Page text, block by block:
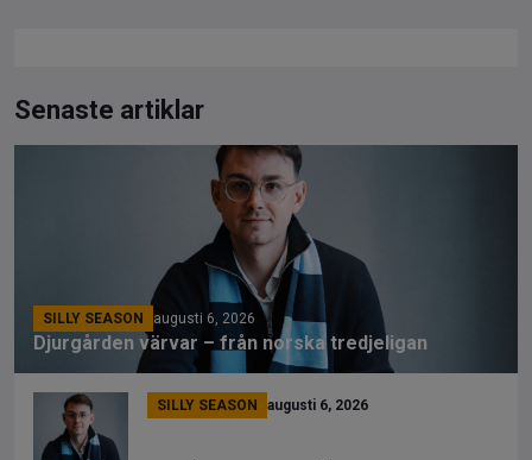
Senaste artiklar
SILLY SEASON augusti 6, 2026
Djurgården värvar – från norska tredjeligan
SILLY SEASON augusti 6, 2026